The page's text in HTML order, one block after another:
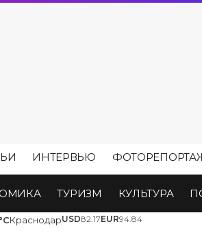
ИНТЕРВЬЮ
ТУРИЗМ КУЛЬТУРА
КраснодарUSD82.17EUR94.84